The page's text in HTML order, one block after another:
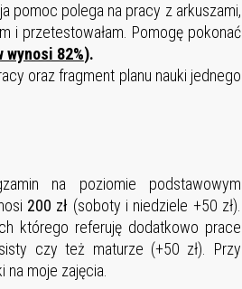
pomoc polega na pracy z arkuszami,
i przetestowałam. Pomogę pokonać
wynosi 82%).
oraz fragment planu nauki jednego
na poziomie podstawowym
200 zł (soboty i niedziele +50 zł).
którego referuję dodatkowo prace
czy też maturze (+50 zł). Przy
na moje zajęcia.